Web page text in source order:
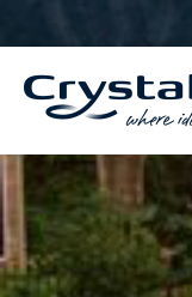
ス
ン
へ
ス
ッ
プ